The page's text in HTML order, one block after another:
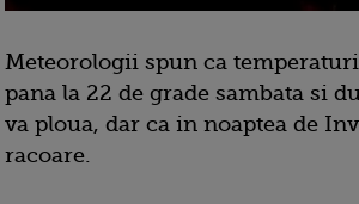
Meteorologii spun ca
pana la 22 de grade sambata si
va ploua, dar ca in noaptea de
racoare.